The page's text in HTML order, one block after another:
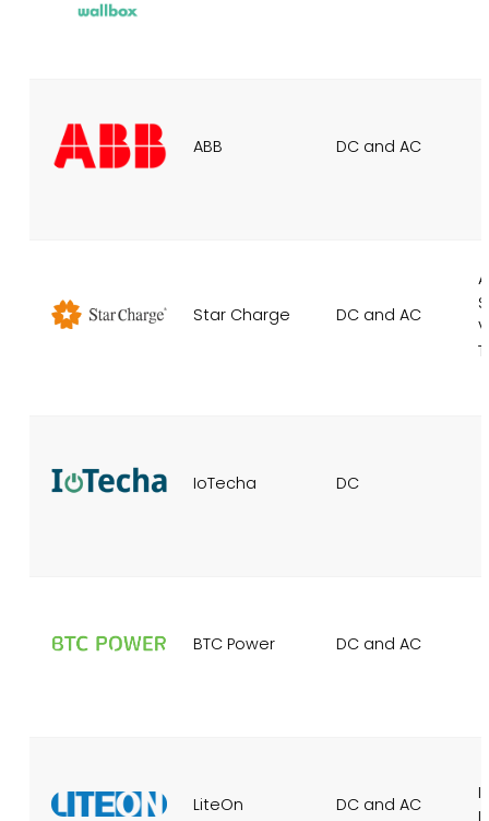
ABB DC and AC
Star Charge DC and AC
IoTecha DC
BTC Power DC and AC
LiteOn DC and AC